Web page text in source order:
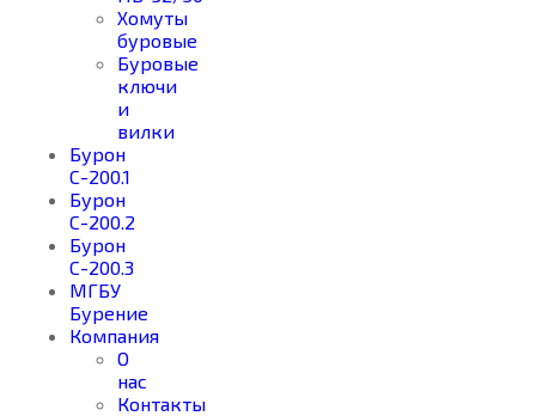
Хомуты
буровые
Буровые
ключи
и
вилки
Бурон
С-200.1
Бурон
С-200.2
Бурон
С-200.3
МГБУ
Бурение
Компания
О
нас
Контакты